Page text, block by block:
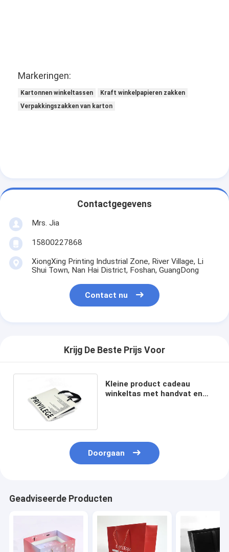
Markeringen:
Kartonnen winkeltassen
Kraft winkelpapieren zakken
Verpakkingszakken van karton
Contactgegevens
Mrs. Jia
15800227868
XiongXing Printing Industrial Zone, River Village, Li
Shui Town, Nan Hai District, Foshan, GuangDong
Contact nu
Krijg De Beste Prijs Voor
Kleine product cadeau
winkeltas met handvat en
Doorgaan
Geadviseerde Producten